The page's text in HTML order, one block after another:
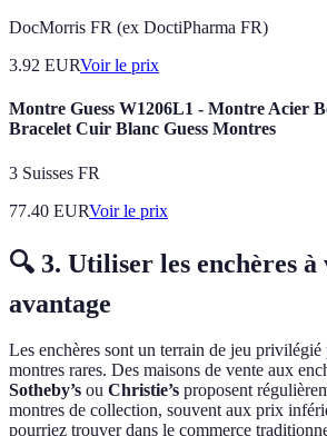
DocMorris FR (ex DoctiPharma FR)
3.92 EURVoir le prix
Montre Guess W1206L1 - Montre Acier
Bracelet Cuir Blanc Guess Montres
3 Suisses FR
77.40 EURVoir le prix
🔍 3. Utiliser les enchères à
avantage
Les enchères sont un terrain de jeu privilégié
montres rares. Des maisons de vente aux
Sotheby’s ou Christie’s proposent
montres de collection, souvent aux prix
pourriez trouver dans le commerce